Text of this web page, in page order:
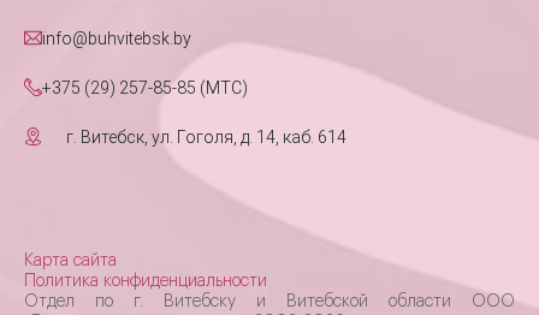
info@buhvitebsk.by
+375 (29) 257-85-85 (MTC)
г. Витебск, ул. Гоголя, д. 14, каб. 614
Карта сайта
Политика конфиденциальности
Отдел по г. Витебску и Витебской области ООО